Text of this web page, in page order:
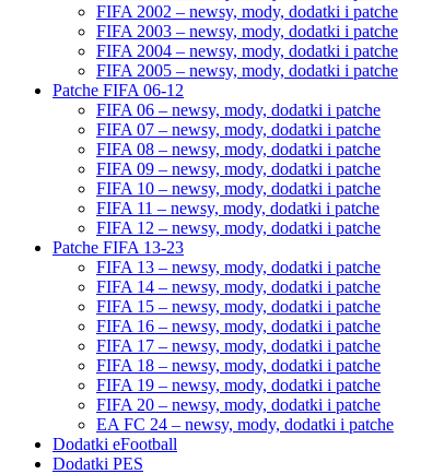
FIFA 2002 – newsy, mody, dodatki i patche
FIFA 2003 – newsy, mody, dodatki i patche
FIFA 2004 – newsy, mody, dodatki i patche
FIFA 2005 – newsy, mody, dodatki i patche
Patche FIFA 06-12
FIFA 06 – newsy, mody, dodatki i patche
FIFA 07 – newsy, mody, dodatki i patche
FIFA 08 – newsy, mody, dodatki i patche
FIFA 09 – newsy, mody, dodatki i patche
FIFA 10 – newsy, mody, dodatki i patche
FIFA 11 – newsy, mody, dodatki i patche
FIFA 12 – newsy, mody, dodatki i patche
Patche FIFA 13-23
FIFA 13 – newsy, mody, dodatki i patche
FIFA 14 – newsy, mody, dodatki i patche
FIFA 15 – newsy, mody, dodatki i patche
FIFA 16 – newsy, mody, dodatki i patche
FIFA 17 – newsy, mody, dodatki i patche
FIFA 18 – newsy, mody, dodatki i patche
FIFA 19 – newsy, mody, dodatki i patche
FIFA 20 – newsy, mody, dodatki i patche
EA FC 24 – newsy, mody, dodatki i patche
Dodatki eFootball
Dodatki PES